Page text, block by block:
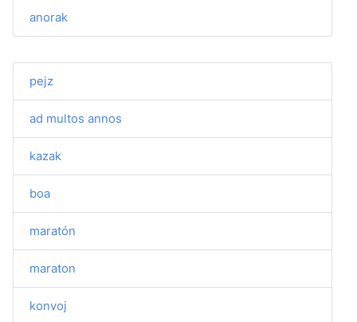
anorak
pejz
ad multos annos
kazak
boa
maratón
maraton
konvoj